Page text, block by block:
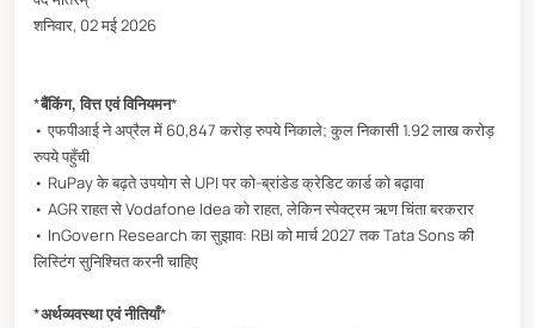
शनिवार, 02 मई 2026
*बैंकिंग, वित्त एवं विनियमन*
• एफपीआई ने अप्रैल में 60,847 करोड़ रुपये निकाले; कुल निकासी 1.92 लाख करोड़
रुपये पहुँची
• RuPay के बढ़ते उपयोग से UPI पर को-ब्रांडेड क्रेडिट कार्ड को बढ़ावा
• AGR राहत से Vodafone Idea को राहत, लेकिन स्पेक्ट्रम ऋण चिंता बरकरार
• InGovern Research का सुझाव: RBI को मार्च 2027 तक Tata Sons की
लिस्टिंग सुनिश्चित करनी चाहिए
*अर्थव्यवस्था एवं नीतियाँ*